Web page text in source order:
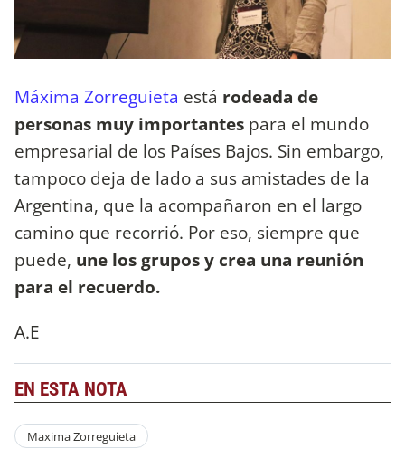
Máxima Zorreguieta está rodeada de
personas muy importantes para el mundo
empresarial de los Países Bajos. Sin embargo,
tampoco deja de lado a sus amistades de la
Argentina, que la acompañaron en el largo
camino que recorrió. Por eso, siempre que
puede, une los grupos y crea una reunión
para el recuerdo.
A.E
EN ESTA NOTA
Maxima Zorreguieta